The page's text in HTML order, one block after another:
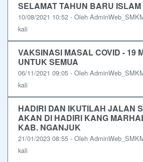
SELAMAT TAHUN BARU ISLAM
10/08/2021 10:52 - Oleh
kali
VAKSINASI MASAL COVID - 19
UNTUK SEMUA
06/11/2021 09:05 - Oleh
kali
HADIRI DAN IKUTILAH JALAN
AKAN DI HADIRI KANG
KAB. NGANJUK
21/01/2023 08:55 - Oleh
kali